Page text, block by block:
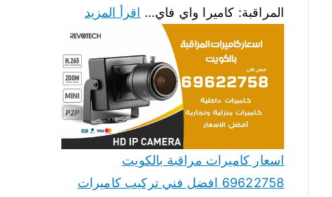
المراقبة: كاميرا واي فاي… اقرأ المزيد
اسعار كاميرات مراقبة بالكويت
69622758 افضل فني تركيب كاميرات